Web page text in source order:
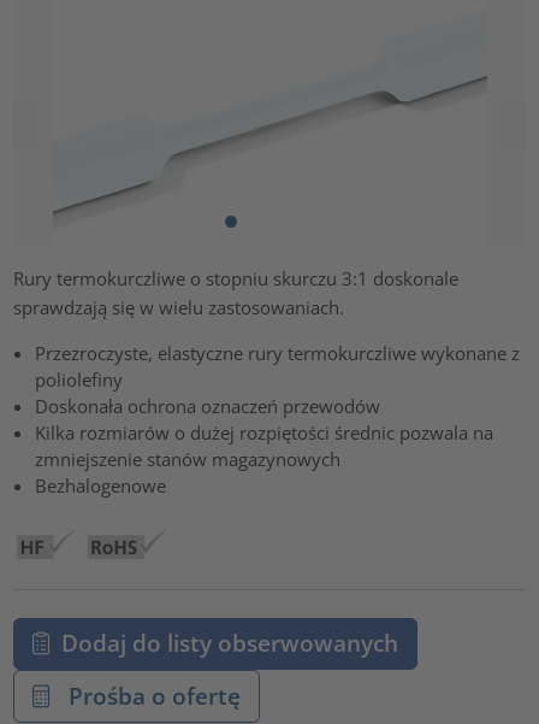
Rury termokurczliwe o stopniu skurczu 3:1 doskonale
sprawdzają się w wielu zastosowaniach.
Przezroczyste, elastyczne rury termokurczliwe wykonane z
poliolefiny
Doskonała ochrona oznaczeń przewodów
Kilka rozmiarów o dużej rozpiętości średnic pozwala na
zmniejszenie stanów magazynowych
Bezhalogenowe
Dodaj do listy obserwowanych
Prośba o ofertę